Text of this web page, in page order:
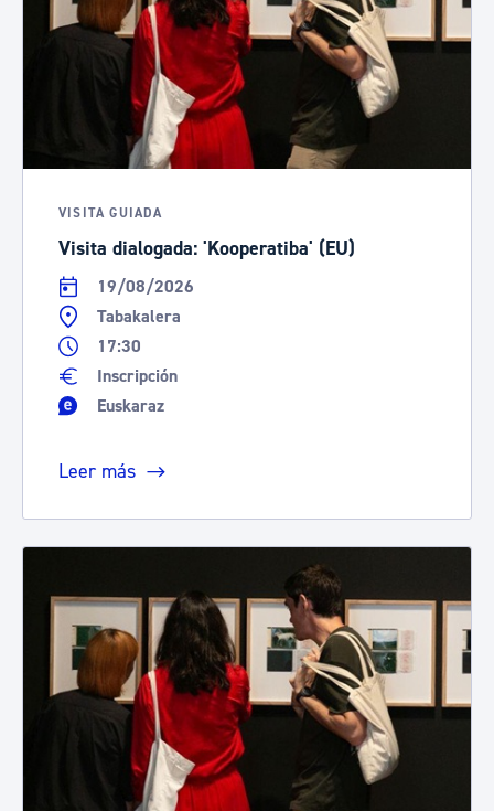
VISITA GUIADA
Visita dialogada: 'Kooperatiba' (EU)
19/08/2026
Tabakalera
17:30
Inscripción
Euskaraz
Leer más